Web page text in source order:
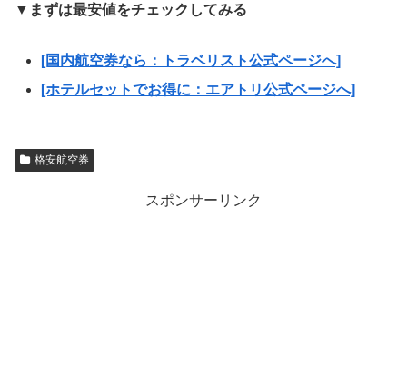
▼まずは最安値をチェックしてみる
[国内航空券なら：トラベリスト公式ページへ]
[ホテルセットでお得に：エアトリ公式ページへ]
格安航空券
スポンサーリンク